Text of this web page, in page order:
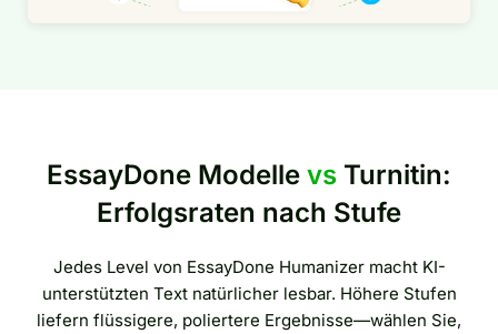
EssayDone Modelle vs Turnitin:
Erfolgsraten nach Stufe
Jedes Level von EssayDone Humanizer macht KI-
unterstützten Text natürlicher lesbar. Höhere Stufen
liefern flüssigere, poliertere Ergebnisse—wählen Sie,